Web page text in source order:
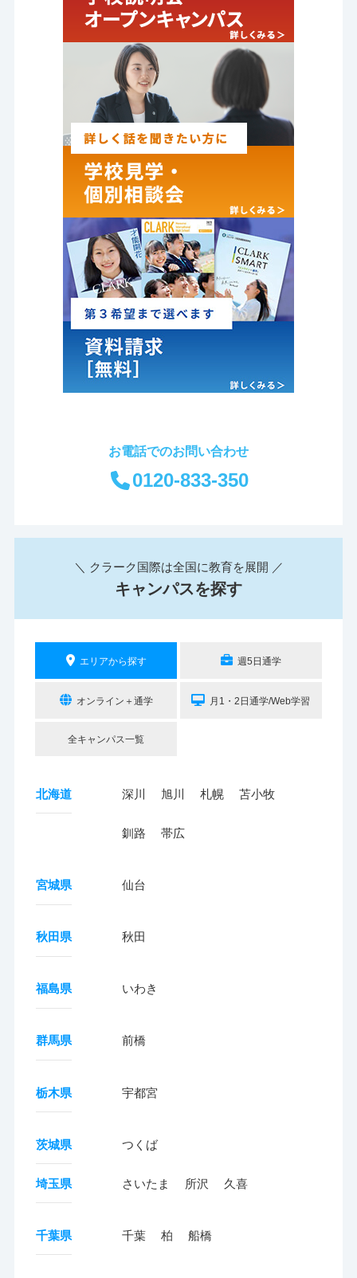
お電話でのお問い合わせ
0120-833-350
＼ クラーク国際は全国に教育を展開 ／
キャンパスを探す
エリアから探す 週5日通学
オンライン＋通学 月1・2日通学/Web学習
全キャンパス一覧
北海道 深川 旭川 札幌 苫小牧
釧路 帯広
宮城県 仙台
秋田県 秋田
福島県 いわき
群馬県 前橋
栃木県 宇都宮
茨城県 つくば
埼玉県 さいたま 所沢 久喜
千葉県 千葉 柏 船橋